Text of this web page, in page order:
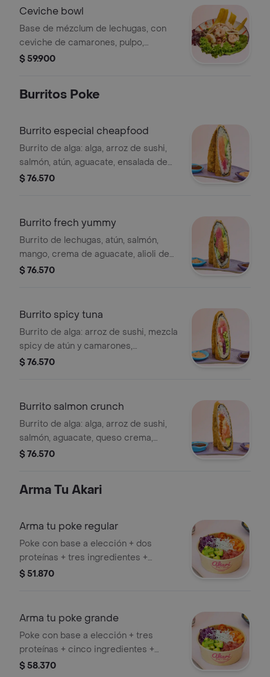
spicy, coronado con ensalada de
Ceviche bowl
Base de mézclum de lechugas, con
ceviche de camarones, pulpo,
calamares, mango y aguacate,
$ 59.900
Burritos Poke
Burrito especial cheapfood
Burrito de alga: alga, arroz de sushi,
salmón, atún, aguacate, ensalada de
algas, queso crema, salsa chipotle y
$ 76.570
Burrito frech yummy
Burrito de lechugas, atún, salmón,
mango, crema de aguacate, alioli de
ajonjolí y cebollina.
$ 76.570
Burrito spicy tuna
Burrito de alga: arroz de sushi, mezcla
spicy de atún y camarones,
edamames, repollo morado, cebollina
$ 76.570
Burrito salmon crunch
Burrito de alga: alga, arroz de sushi,
salmón, aguacate, queso crema,
crunch de zanahoria, cebolla morada,
$ 76.570
Arma Tu Akari
Arma tu poke regular
Poke con base a elección + dos
proteínas + tres ingredientes +
crunch + salsa
$ 51.870
Arma tu poke grande
Poke con base a elección + tres
proteínas + cinco ingredientes +
crunch + tres salsas
$ 58.370